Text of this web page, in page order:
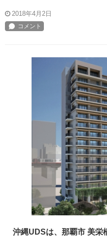
2018年4月2日
沖縄UDSは、那覇市 美栄